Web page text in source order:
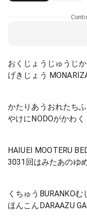
おくじょうじゅうじか
げきじょう
かたりあうおれたち
やけにNODOがかわく
HAIUEI MOOTERU
3031回はみたあのゆ
くちゅうBURANKOむ
ほんこんDARAAZU